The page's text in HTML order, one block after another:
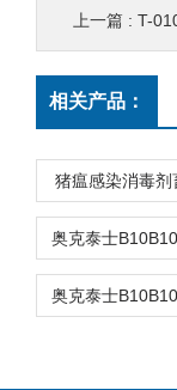
上一篇 : T-
相关产品：
猪瘟感染消毒